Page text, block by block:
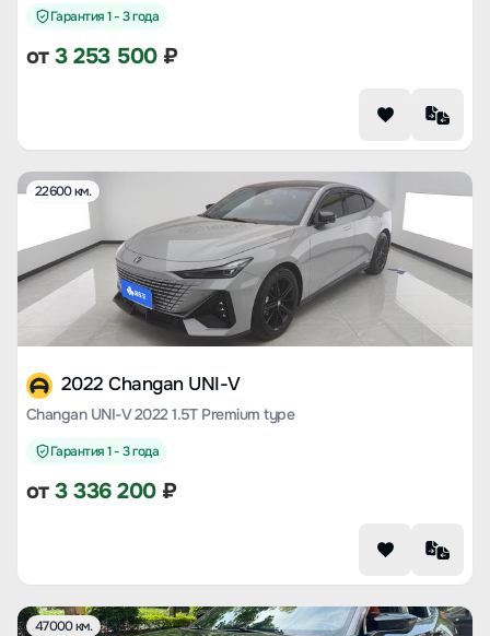
Гарантия 1 - 3 года
от3 253 500₽
22600 км.
2022 Changan UNI-V
Changan UNI-V 2022 1.5T Premium type
Гарантия 1 - 3 года
от3 336 200₽
47000 км.